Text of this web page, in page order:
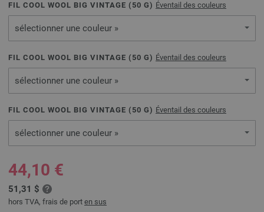
FIL COOL WOOL BIG VINTAGE ( 50 G) Éventail des couleurs
sélectionner une couleur »
FIL COOL WOOL BIG VINTAGE ( 50 G) Éventail des couleurs
sélectionner une couleur »
FIL COOL WOOL BIG VINTAGE ( 50 G) Éventail des couleurs
sélectionner une couleur »
44,10 €
51,31 $
hors TVA, frais de port en sus